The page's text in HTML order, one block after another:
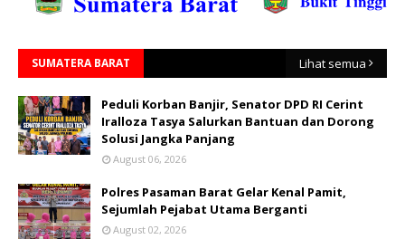
SUMATERA BARAT Lihat semua
Peduli Korban Banjir, Senator DPD RI Cerint
Iralloza Tasya Salurkan Bantuan dan Dorong
Solusi Jangka Panjang
August 06, 2026
Polres Pasaman Barat Gelar Kenal Pamit,
Sejumlah Pejabat Utama Berganti
August 02, 2026